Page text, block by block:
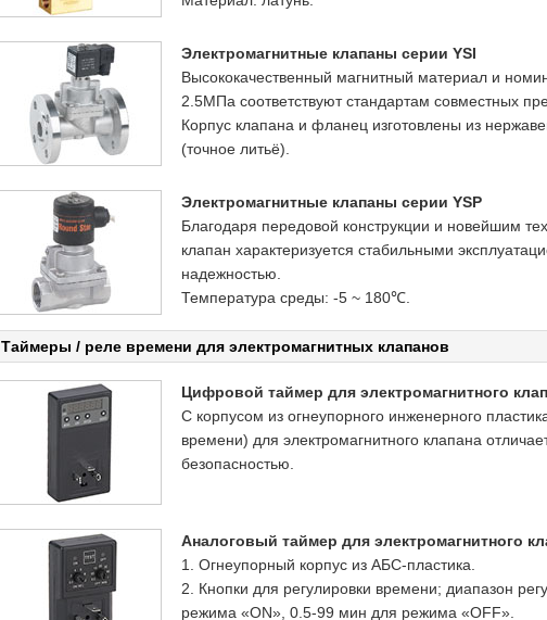
Электромагнитные клапаны серии YSI
Высококачественный магнитный материал и
2.5МПа соответствуют стандартам совместных
Корпус клапана и фланец изготовлены из
(точное литьё).
Электромагнитные клапаны серии YSP
Благодаря передовой конструкции и новейшим
клапан характеризуется стабильными
надежностью.
Температура среды: -5 ~ 180℃.
Таймеры / реле времени для электромагнитных клапанов
Цифровой таймер для электромагнитного
С корпусом из огнеупорного инженерного
времени) для электромагнитного клапана
безопасностью.
Аналоговый таймер для электромагнитного
1. Огнеупорный корпус из АБС-пластика.
2. Кнопки для регулировки времени; диапазон
режима «ON», 0.5-99 мин для режима «OFF».